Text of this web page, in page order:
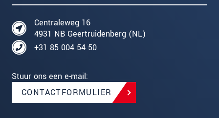
Centraleweg 16
4931 NB Geertruidenberg (NL)
+31 85 004 54 50
Stuur ons een e-mail:
CONTACTFORMULIER